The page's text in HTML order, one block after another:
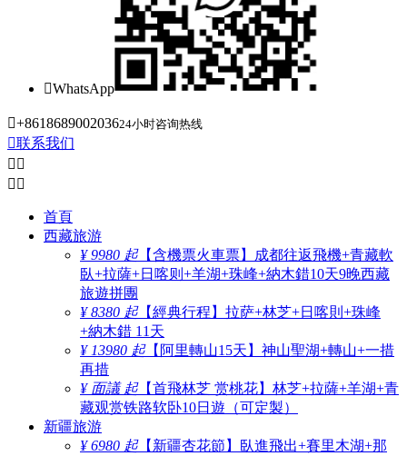
WhatsApp
+861868900203624小时咨询热线
联系我们
 
 
首頁
西藏旅游
¥ 9980 起【含機票火車票】成都往返飛機+青藏軟
臥+拉薩+日喀则+羊湖+珠峰+納木錯10天9晚西藏
旅遊拼團
¥ 8380 起【經典行程】拉萨+林芝+日喀則+珠峰
+納木錯 11天
¥ 13980 起【阿里轉山15天】神山聖湖+轉山+一措
再措
¥ 面議 起【首飛林芝 赏桃花】林芝+拉薩+羊湖+青
藏观赏铁路软卧10日遊（可定製）
新疆旅游
¥ 6980 起【新疆杏花節】臥進飛出+賽里木湖+那